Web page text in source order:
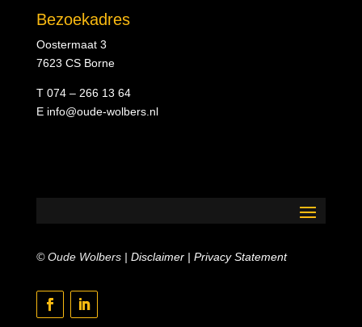
Bezoekadres
Oostermaat 3
7623 CS Borne
T 074 – 266 13 64
E info@oude-wolbers.nl
© Oude Wolbers | Disclaimer| Privacy Statement